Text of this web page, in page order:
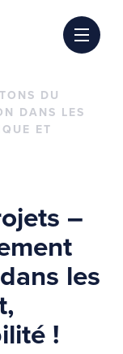
DU
DANS LES
ET
–
les
!